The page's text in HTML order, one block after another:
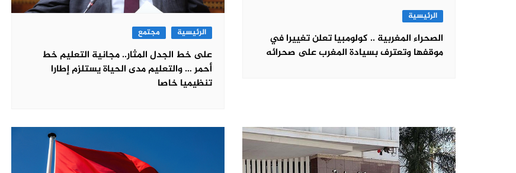
الرئيسية
الصحراء المغربية .. كولومبيا تعلن تغييرا في
موقفها وتعترف بسيادة المغرب على صحرائه
الرئيسية مجتمع
على خط الجدل المثار.. مجانية التعليم خط
أحمر … والتعليم مدى الحياة يستلزم إطارا
تنظيميا خاصا